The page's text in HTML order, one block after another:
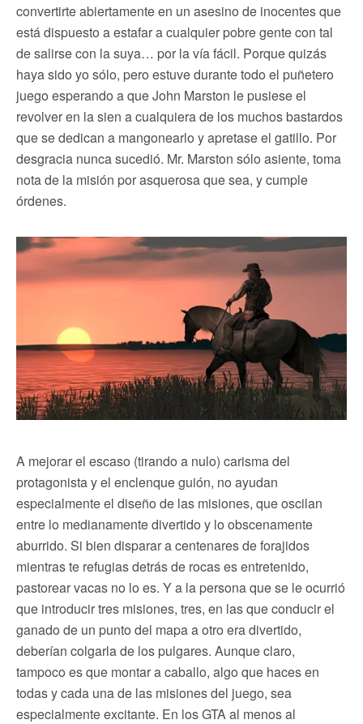
convertirte abiertamente en un asesino de inocentes que
está dispuesto a estafar a cualquier pobre gente con tal
de salirse con la suya… por la vía fácil. Porque quizás
haya sido yo sólo, pero estuve durante todo el puñetero
juego esperando a que John Marston le pusiese el
revolver en la sien a cualquiera de los muchos bastardos
que se dedican a mangonearlo y apretase el gatillo. Por
desgracia nunca sucedió. Mr. Marston sólo asiente, toma
nota de la misión por asquerosa que sea, y cumple
órdenes.
A mejorar el escaso (tirando a nulo) carisma del
protagonista y el enclenque guión, no ayudan
especialmente el diseño de las misiones, que oscilan
entre lo medianamente divertido y lo obscenamente
aburrido. Si bien disparar a centenares de forajidos
mientras te refugias detrás de rocas es entretenido,
pastorear vacas no lo es. Y a la persona que se le ocurrió
que introducir tres misiones, tres, en las que conducir el
ganado de un punto del mapa a otro era divertido,
deberían colgarla de los pulgares. Aunque claro,
tampoco es que montar a caballo, algo que haces en
todas y cada una de las misiones del juego, sea
especialmente excitante. En los GTA al menos al